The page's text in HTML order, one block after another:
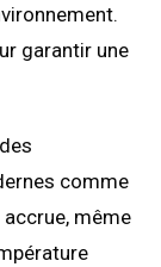
garantir une
comme
même